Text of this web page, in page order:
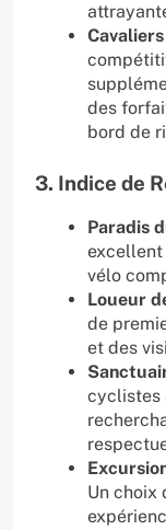
des
bord de
3. Indice de
Paradis
excellent
vélo
Loueur
de
et des
cyclistes
Un choix